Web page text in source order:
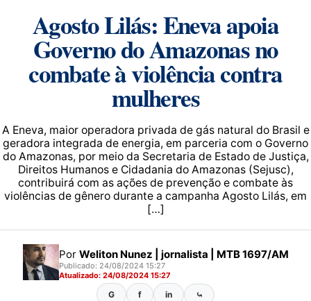
Agosto Lilás: Eneva apoia
Governo do Amazonas no
combate à violência contra
mulheres
A Eneva, maior operadora privada de gás natural do Brasil e
geradora integrada de energia, em parceria com o Governo
do Amazonas, por meio da Secretaria de Estado de Justiça,
Direitos Humanos e Cidadania do Amazonas (Sejusc),
contribuirá com as ações de prevenção e combate às
violências de gênero durante a campanha Agosto Lilás, em
[…]
Por Weliton Nunez | jornalista | MTB 1697/AM
Publicado: 24/08/2024 15:27
Atualizado: 24/08/2024 15:27
G f in ⤿